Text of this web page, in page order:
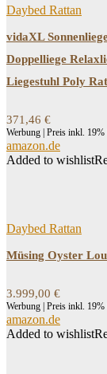
Daybed Rattan
vidaXL
Doppelliege
Liegestuhl Poly
371,46 €
Werbung | Preis inkl.
amazon.de
Added to wishlist
Daybed Rattan
Müsing Oyster
3.999,00 €
Werbung | Preis inkl.
amazon.de
Added to wishlist